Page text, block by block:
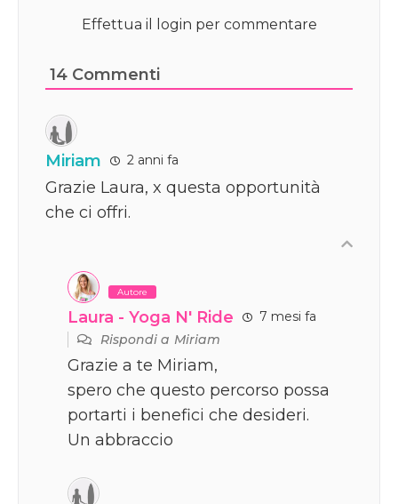
Effettua il login per commentare
14 Commenti
Miriam 2 anni fa
Grazie Laura, x questa opportunità
che ci offri.
Autore
Laura - Yoga N' Ride
7 mesi fa
Rispondi aMiriam
Grazie a te Miriam,
spero che questo percorso possa
portarti i benefici che desideri.
Un abbraccio